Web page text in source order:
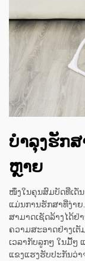
ບໍາລຸງຮັກ
ຫຼາຍ
ໜຶ່ງໃນຄຸນສົມບັດທີ່ເດັ່ນ
ແມ່ນການຮັກສາທີ່ງ່າ
ສາມາດເຊັດລ້າງໄດ້ຢ່
ຄວາມສະອາດຢ່າງເ
ເວລາກັບລູກໆ ໃນມື້ໆ
ແຂງແຮງຮັບປະກັນວ່